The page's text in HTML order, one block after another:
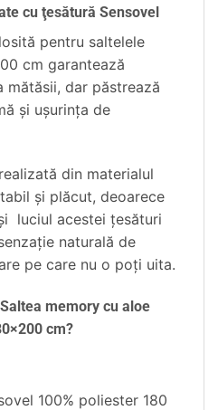
cu ţesătură Sensovel
pentru saltelele
cm garantează
mătăsii, dar păstrează
și ușurința de
din materialul
și plăcut, deoarece
luciul acestei țesături
naturală de
pe care nu o poţi uita.
memory cu aloe
cm?
100% poliester 180